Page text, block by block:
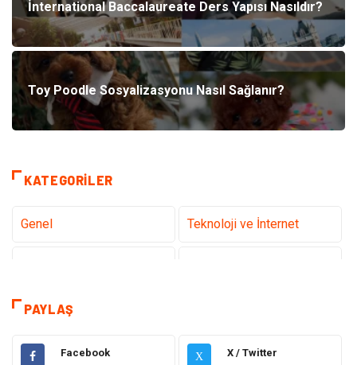
İnternational Baccalaureate Ders Yapısı Nasıldır?
Toy Poodle Sosyalizasyonu Nasıl Sağlanır?
KATEGORILER
Genel Teknoloji ve İnternet
Sağlık
Hukuk Dekorasyon
PAYLAŞ
Facebook X X / Twitter